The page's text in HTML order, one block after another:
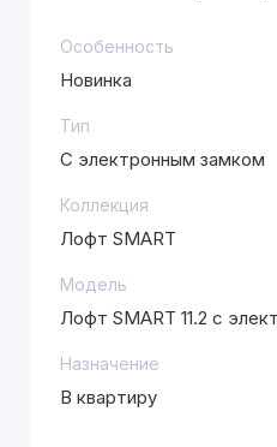
Особенность
Новинка
Тип
С электронным замком
Коллекция
Лофт SMART
Модель
Лофт SMART 11.2 с
Назначение
В квартиру